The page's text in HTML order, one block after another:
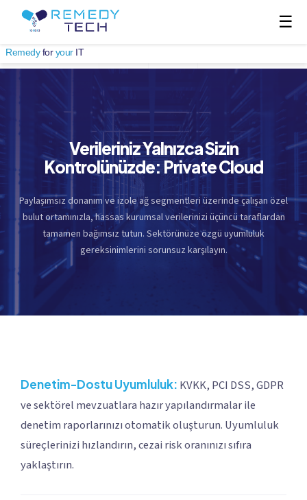
☰
Remedy for your IT
Verileriniz Yalnızca Sizin
Kontrolünüzde: Private Cloud
Paylaşımsız donanım ve izole ağ segmentleri üzerinde çalışan özel
bulut ortamınızla, hassas kurumsal verilerinizi üçüncü taraflardan
tamamen bağımsız tutun. Sektörünüze özgü uyumluluk
gereksinimlerini sorunsuz karşılayın.
Denetim-Dostu Uyumluluk: KVKK, PCI DSS, GDPR
ve sektörel mevzuatlara hazır yapılandırmalar ile
denetim raporlarınızı otomatik oluşturun. Uyumluluk
süreçlerinizi hızlandırın, cezai risk oranınızı sıfıra
yaklaştırın.